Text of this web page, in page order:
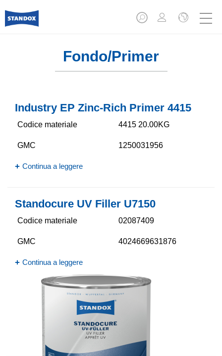
Fondo/Primer
Industry EP Zinc-Rich Primer 4415
Codice materiale 4415 20.00KG
GMC 1250031956
Continua a leggere
Standocure UV Filler U7150
Codice materiale 02087409
GMC 4024669631876
Continua a leggere